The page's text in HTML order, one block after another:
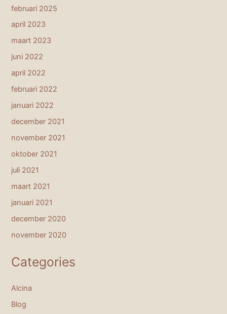
februari 2025
april 2023
maart 2023
juni 2022
april 2022
februari 2022
januari 2022
december 2021
november 2021
oktober 2021
juli 2021
maart 2021
januari 2021
december 2020
november 2020
Categories
Alcina
Blog